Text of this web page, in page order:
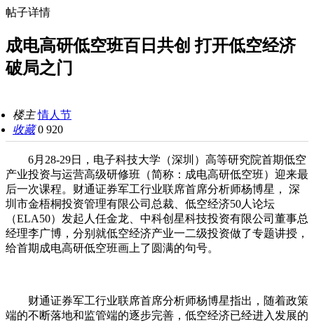
帖子详情
成电高研低空班百日共创 打开低空经济
破局之门
楼主情人节
收藏 0 920
6月28-29日，电子科技大学（深圳）高等研究院首期低空
产业投资与运营高级研修班（简称：成电高研低空班）迎来最
后一次课程。财通证券军工行业联席首席分析师杨博星， 深
圳市金梧桐投资管理有限公司总裁、低空经济50人论坛
（ELA50）发起人任金龙、中科创星科技投资有限公司董事总
经理李广博，分别就低空经济产业一二级投资做了专题讲授，
给首期成电高研低空班画上了圆满的句号。
财通证券军工行业联席首席分析师杨博星指出，随着政策
端的不断落地和监管端的逐步完善，低空经济已经进入发展的